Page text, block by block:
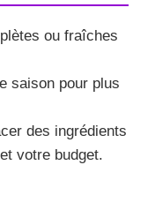
ou fraîches
saison pour plus
des ingrédients
votre budget.